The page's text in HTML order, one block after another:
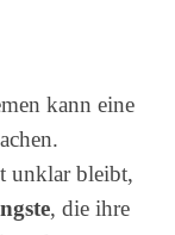
kann eine
unklar bleibt,
, die ihre